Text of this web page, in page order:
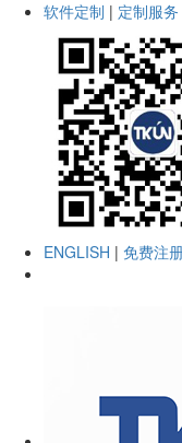
软件定制 | 定制服务
ENGLISH | 免费注